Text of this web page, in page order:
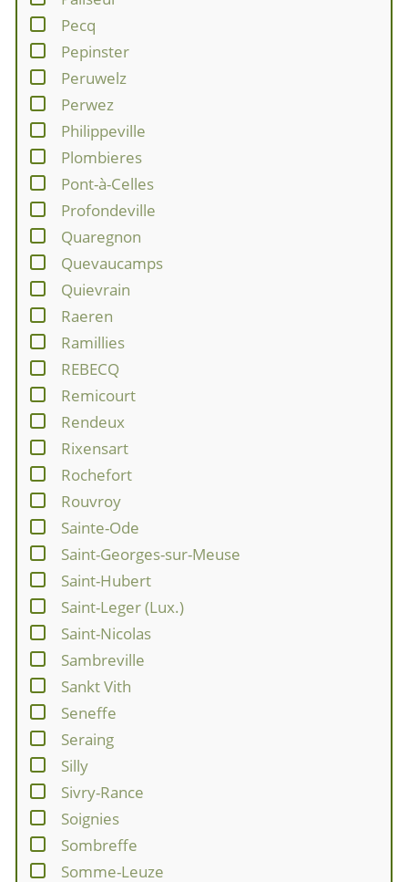
Pecq
Pepinster
Peruwelz
Perwez
Philippeville
Plombieres
Pont-à-Celles
Profondeville
Quaregnon
Quevaucamps
Quievrain
Raeren
Ramillies
REBECQ
Remicourt
Rendeux
Rixensart
Rochefort
Rouvroy
Sainte-Ode
Saint-Georges-sur-Meuse
Saint-Hubert
Saint-Leger (Lux.)
Saint-Nicolas
Sambreville
Sankt Vith
Seneffe
Seraing
Silly
Sivry-Rance
Soignies
Sombreffe
Somme-Leuze